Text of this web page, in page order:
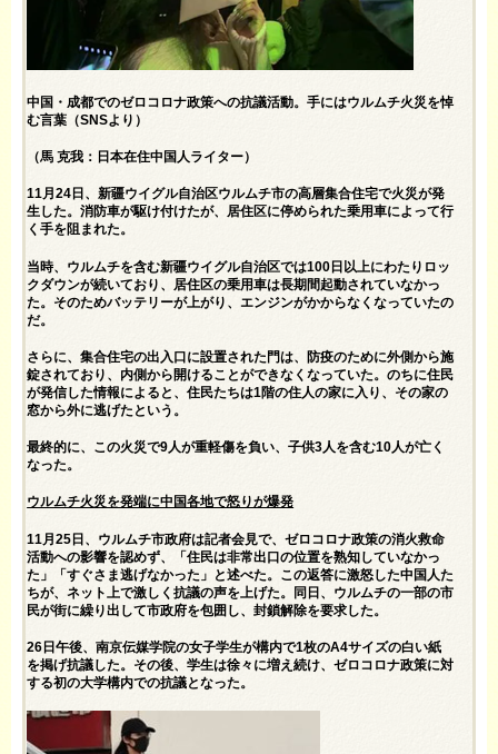
中国・成都でのゼロコロナ政策への抗議活動。手にはウルムチ火災を悼
む言葉（SNSより）
（馬 克我：日本在住中国人ライター）
11月24日、新疆ウイグル自治区ウルムチ市の高層集合住宅で火災が発
生した。消防車が駆け付けたが、居住区に停められた乗用車によって行
く手を阻まれた。
当時、ウルムチを含む新疆ウイグル自治区では100日以上にわたりロッ
クダウンが続いており、居住区の乗用車は長期間起動されていなかっ
た。そのためバッテリーが上がり、エンジンがかからなくなっていたの
だ。
さらに、集合住宅の出入口に設置された門は、防疫のために外側から施
錠されており、内側から開けることができなくなっていた。のちに住民
が発信した情報によると、住民たちは1階の住人の家に入り、その家の
窓から外に逃げたという。
最終的に、この火災で9人が重軽傷を負い、子供3人を含む10人が亡く
なった。
ウルムチ火災を発端に中国各地で怒りが爆発
11月25日、ウルムチ市政府は記者会見で、ゼロコロナ政策の消火救命
活動への影響を認めず、「住民は非常出口の位置を熟知していなかっ
た」「すぐさま逃げなかった」と述べた。この返答に激怒した中国人た
ちが、ネット上で激しく抗議の声を上げた。同日、ウルムチの一部の市
民が街に繰り出して市政府を包囲し、封鎖解除を要求した。
26日午後、南京伝媒学院の女子学生が構内で1枚のA4サイズの白い紙
を掲げ抗議した。その後、学生は徐々に増え続け、ゼロコロナ政策に対
する初の大学構内での抗議となった。